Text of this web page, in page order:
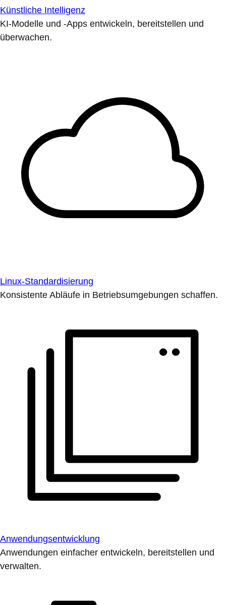
Künstliche Intelligenz
KI-Modelle und -Apps entwickeln, bereitstellen und
überwachen.
Linux-Standardisierung
Konsistente Abläufe in Betriebsumgebungen schaffen.
Anwendungsentwicklung
Anwendungen einfacher entwickeln, bereitstellen und
verwalten.